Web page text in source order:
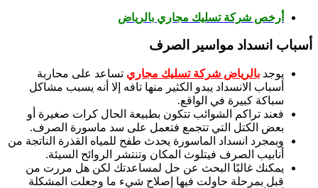
أرخص شركة تسليك مجاري بالرياض
أسباب انسداد مواسير الصرف
يوجد بالرياض شركة تسليك مجاري تساعد على محاربة
أسباب الانسداد يبدو الكثير منها تافه إلا أنه يسبب مشاكل
سباكة كبيرة في الواقع.
فعند تراكم الشوائب تتكون بطبيعة الحال كرات صغيرة أو
بعض الكتل التي تتجمع فتعمل على سد ماسورة الصرف.
وبمجرد انسداد الماسورة يحدث طفح للمياه القذرة الناتجة من
أنابيب الصرف فيتلوث المكان وتنتشر الروائح السيئة.
يمكنك غالبًا البحث عن حل لمساعدتك لكن هل مررت من
قبل بمرحلة حاولت فيها إصلاح شيء ما وجعلت المشكلة